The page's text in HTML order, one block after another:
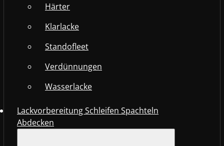
Härter
Klarlacke
Standofleet
Verdünnungen
Wasserlacke
Lackvorbereitung Schleifen Spachteln
Abdecken